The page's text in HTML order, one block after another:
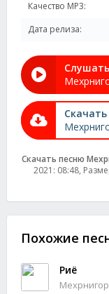
Качество MP3:
Дата релиза:
Слушать
Скачать
Скачать песню
2021: 08:48,
Похожие
Риё